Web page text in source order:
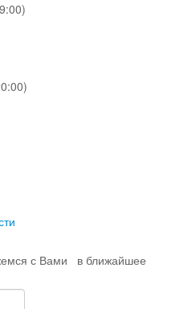
с Вами в ближайшее